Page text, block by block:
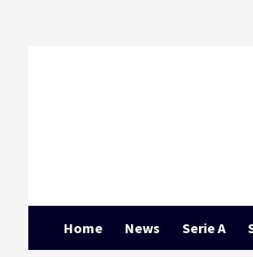
Home News Serie A